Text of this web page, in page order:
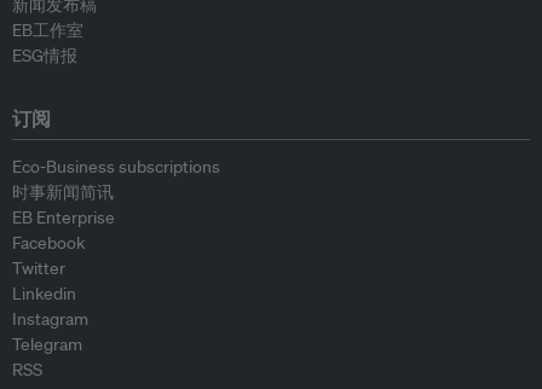
新闻发布稿
EB工作室
ESG情报
订阅
Eco-Business subscriptions
时事新闻简讯
EB Enterprise
Facebook
Twitter
Linkedin
Instagram
Telegram
RSS